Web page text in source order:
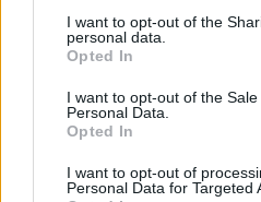
I want to opt-out of the
personal data.
Opted In
I want to opt-out of the
Personal Data.
Opted In
I want to opt-out of
Personal Data for Targeted
Τελικά αποφάσισε,
αυξανόμενης προσοχής,
Σε ανάρτησή της, μετά
η Mooné Rahimi, όπως
δηλώνει, πως έφυγε από